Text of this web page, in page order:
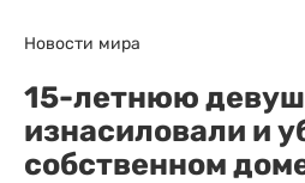
Новости мира
15-летнюю
изнасиловали и
собственном